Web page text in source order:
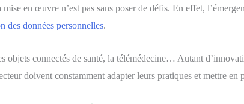
en œuvre n’est pas sans poser de défis. En effet,
des données personnelles.
objets connectés de santé, la télémédecine… Autant
doivent constamment adapter leurs pratiques et mettre en